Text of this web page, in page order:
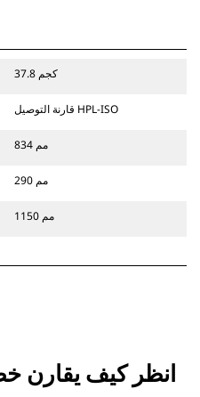
37.8 كجم
قارنة التوصيل HPL-ISO
834 مم
290 مم
1150 مم
انظر كيف يقارن